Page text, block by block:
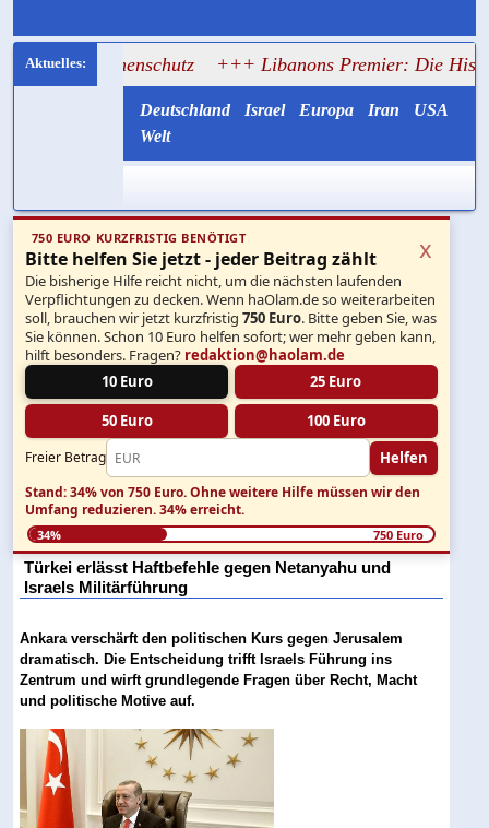
+++ Libanons Premier: Die Hisbollah half
Deutschland Israel Europa Iran
USA
Welt
750 EURO KURZFRISTIG BENÖTIGT
Bitte helfen Sie jetzt - jeder Beitrag zählt
Die bisherige Hilfe reicht nicht, um die nächsten laufenden
Verpflichtungen zu decken. Wenn haOlam.de so weiterarbeiten
soll, brauchen wir jetzt kurzfristig750 Euro. Bitte geben Sie, was
Sie können. Schon 10 Euro helfen sofort; wer mehr geben kann,
hilft besonders. Fragen? redaktion@haolam.de
10 Euro
25 Euro
50 Euro 100 Euro
Freier Betrag Helfen
x
Stand: 34% von 750 Euro.Ohne weitere Hilfe müssen wir den
Umfang reduzieren.34% erreicht.
34% 750 Euro
Türkei erlässt Haftbefehle gegen Netanyahu und
Israels Militärführung
Ankara verschärft den politischen Kurs gegen Jerusalem
dramatisch. Die Entscheidung trifft Israels Führung ins
Zentrum und wirft grundlegende Fragen über Recht, Macht
und politische Motive auf.